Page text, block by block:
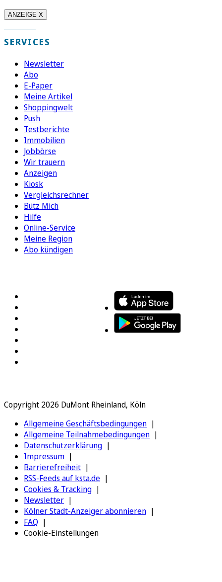
ANZEIGE X
SERVICES
Newsletter
Abo
E-Paper
Meine Artikel
Shoppingwelt
Push
Testberichte
Immobilien
Jobbörse
Wir trauern
Anzeigen
Kiosk
Vergleichsrechner
Bütz Mich
Hilfe
Online-Service
Meine Region
Abo kündigen
Copyright 2026 DuMont Rheinland, Köln
Allgemeine Geschäftsbedingungen
Allgemeine Teilnahmebedingungen
Datenschutzerklärung
Impressum
Barrierefreiheit
RSS-Feeds auf ksta.de
Cookies & Tracking
Newsletter
Kölner Stadt-Anzeiger abonnieren
FAQ
Cookie-Einstellungen